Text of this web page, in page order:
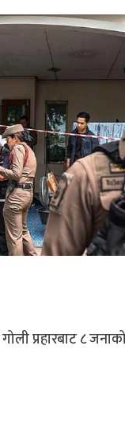
प्रहारबाट ८